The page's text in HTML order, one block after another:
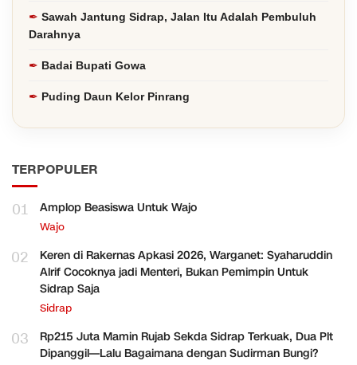
Sawah Jantung Sidrap, Jalan Itu Adalah Pembuluh
Darahnya
Badai Bupati Gowa
Puding Daun Kelor Pinrang
TERPOPULER
01 Amplop Beasiswa Untuk Wajo
Wajo
02
Keren di Rakernas Apkasi 2026, Warganet: Syaharuddin
Alrif Cocoknya jadi Menteri, Bukan Pemimpin Untuk
Sidrap Saja
Sidrap
03
Rp215 Juta Mamin Rujab Sekda Sidrap Terkuak, Dua Plt
Dipanggil—Lalu Bagaimana dengan Sudirman Bungi?